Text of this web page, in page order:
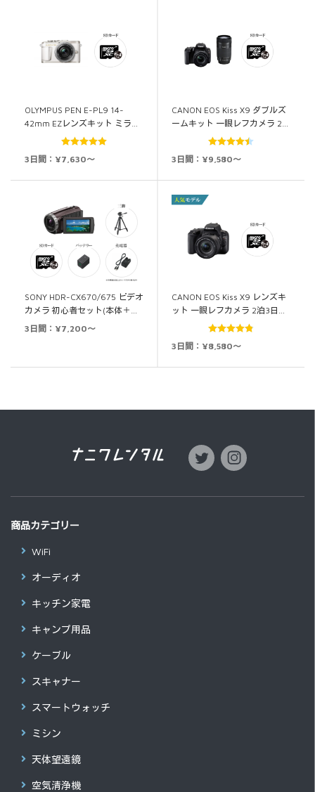
OLYMPUS PEN E-PL9 14-
42mm EZレンズキット ミラ…
3日間：¥7,630～
CANON EOS Kiss X9 ダブルズ
ームキット 一眼レフカメラ 2…
3日間：¥9,580～
SONY HDR-CX670/675 ビデオ
カメラ 初心者セット(本体＋…
3日間：¥7,200～
CANON EOS Kiss X9 レンズキ
ット 一眼レフカメラ 2泊3日…
3日間：¥8,580～
商品カテゴリー
WiFi
オーディオ
キッチン家電
キャンプ用品
ケーブル
スキャナー
スマートウォッチ
ミシン
天体望遠鏡
空気清浄機